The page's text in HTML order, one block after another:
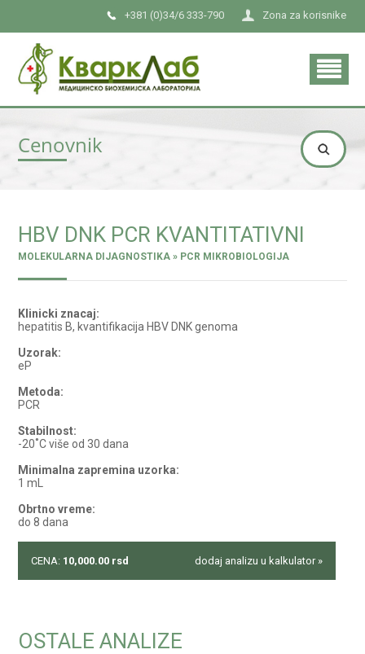
Zona za korisnike
+381 (0)34/6 333-790
Cenovnik
HBV DNK PCR KVANTITATIVNI
MOLEKULARNA DIJAGNOSTIKA » PCR MIKROBIOLOGIJA
Klinicki znacaj:
hepatitis B, kvantifikacija HBV DNK genoma
Uzorak:
eP
Metoda:
PCR
Stabilnost:
-20˚C više od 30 dana
Minimalna zapremina uzorka:
1 mL
Obrtno vreme:
do 8 dana
CENA: 10,000.00 rsd dodaj analizu u kalkulator »
OSTALE ANALIZE